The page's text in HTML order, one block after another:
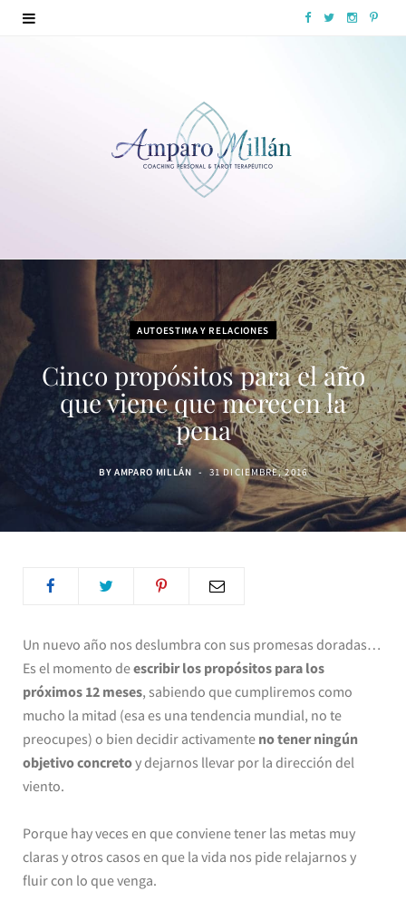
F
k
T I
a
m
P
s
t
AUTOESTIMA Y RELACIONES
Cinco propósitos para el año
que viene que merecen la
pena
BYAMPARO MILLÁN 31 DICIEMBRE, 2016
Un nuevo año nos deslumbra con sus promesas doradas…
Es el momento deescribir los propósitos para los
próximos 12 meses, sabiendo que cumpliremos como
mucho la mitad (esa es una tendencia mundial, no te
preocupes) o bien decidir activamente no tener ningún
objetivo concretoy dejarnos llevar por la dirección del
viento.
Porque hay veces en que conviene tener las metas muy
claras y otros casos en que la vida nos pide relajarnos y
fluir con lo que venga.